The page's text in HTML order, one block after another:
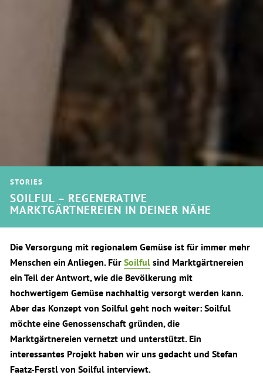
STORIES
SOILFUL – REGENERATIVE
MARKTGÄRTNEREIEN IN DEINER NÄHE
Die Versorgung mit regionalem Gemüse ist für immer mehr
Menschen ein Anliegen. Für Soilfulsind Marktgärtnereien
ein Teil der Antwort, wie die Bevölkerung mit
hochwertigem Gemüse nachhaltig versorgt werden kann.
Aber das Konzept von Soilful geht noch weiter: Soilful
möchte eine Genossenschaft gründen, die
Marktgärtnereien vernetzt und unterstützt. Ein
interessantes Projekt haben wir uns gedacht und Stefan
Faatz-Ferstl von Soilful interviewt.